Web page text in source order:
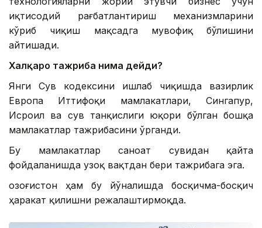
иқтисодий рағбатлантириш механизмларини
кўриб чиқиш мақсадга мувофиқ бўлишини
айтишади.
Халқаро тажриба нима дейди?
Янги Сув кодексини ишлаб чиқишда вазирлик
Европа Иттифоқи мамлакатлари, Сингапур,
Исроил ва сув танқислиги юқори бўлган бошқа
мамлакатлар тажрибасини ўрганди.
Бу мамлакатлар саноат сувидан қайта
фойдаланишда узоқ вақтдан бери тажрибага эга.
Қозоғистон ҳам бу йўналишда босқичма-босқич
ҳаракат қилишни режалаштирмоқда.